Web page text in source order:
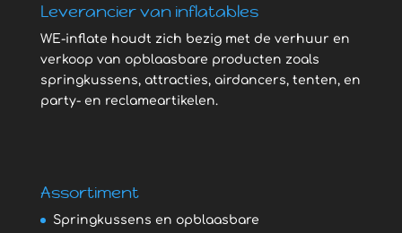
Leverancier van inflatables
WE-inflate houdt zich bezig met de verhuur en
verkoop van opblaasbare producten zoals
springkussens, attracties, airdancers, tenten, en
party- en reclameartikelen.
Assortiment
Springkussens en opblaasbare